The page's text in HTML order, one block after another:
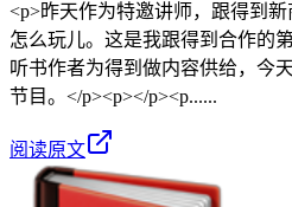
<p>昨天作为特邀讲师，跟得到
怎么玩儿。这是我跟得到合作的
听书作者为得到做内容供给，今
节目。</p><p></p><p......
阅读原文